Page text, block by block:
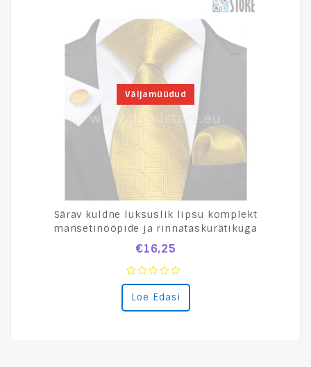
Väljamüüdud
Särav kuldne luksuslik lipsu komplekt
mansetinööpide ja rinnataskurätikuga
€16,25
0
out
of
Loe Edasi